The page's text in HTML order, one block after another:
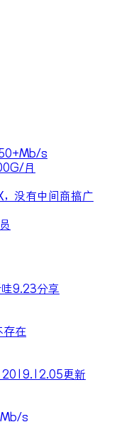
s
月
没有中间商搞广
9.23分享
存在
2019.12.05更新
s